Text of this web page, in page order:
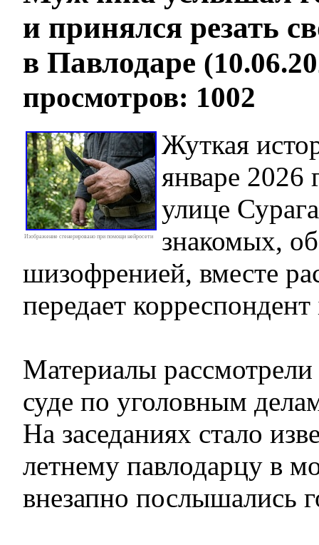
и принялся резать
в Павлодаре
просмотров: 1002
Изображение сгенерировано при помощи нейросети
Жуткая
январе 2026
улице
знакомых,
шизофренией, вместе
передает
Материалы
суде по уголовным
На заседаниях стало
летнему павлодарцу в
внезапно послышались